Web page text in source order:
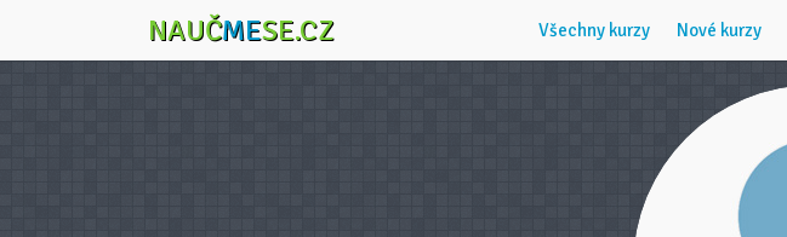
NAUČMESE.CZ Všechny kurzy Nové kurzy